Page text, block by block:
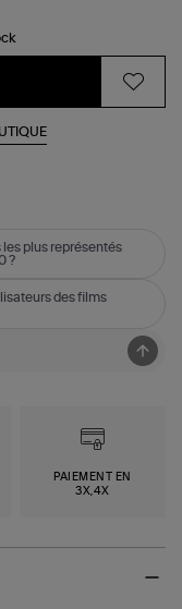
plus représentés
?
des films
PAIEMENT EN
3X,4X